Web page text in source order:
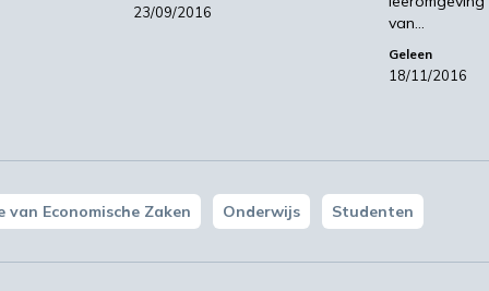
A.M.G. Beurskens, gedeputeerde Provincie Limburg.
23/09/2016
van…
Geleen
18/11/2016
van Economische Zaken Onderwijs Studenten